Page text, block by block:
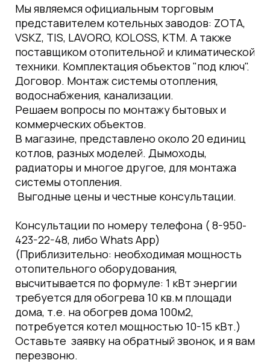
Мы являемся официальным торговым
представителем котельных заводов: ZOTA,
VSKZ, TIS, LAVORO, KOLOSS, КТМ. А также
поставщиком отопительной и климатической
техники. Комплектация объектов "под ключ".
Договор. Монтаж системы отопления,
водоснабжения, канализации.
Решаем вопросы по монтажу бытовых и
коммерческих объектов.
В магазине, представлено около 20 единиц
котлов, разных моделей. Дымоходы,
радиаторы и многое другое, для монтажа
системы отопления.
Выгодные цены и честные консультации.
Консультации по номеру телефона ( 8-950-
423-22-48, либо Whats App)
(Приблизительно: необходимая мощность
отопительного оборудования,
высчитывается по формуле: 1 кВт энергии
требуется для обогрева 10 кв.м площади
дома, т.е. на обогрев дома 100м2,
потребуется котел мощностью 10-15 кВт.)
Оставьте заявку на обратный звонок, и я вам
перезвоню.